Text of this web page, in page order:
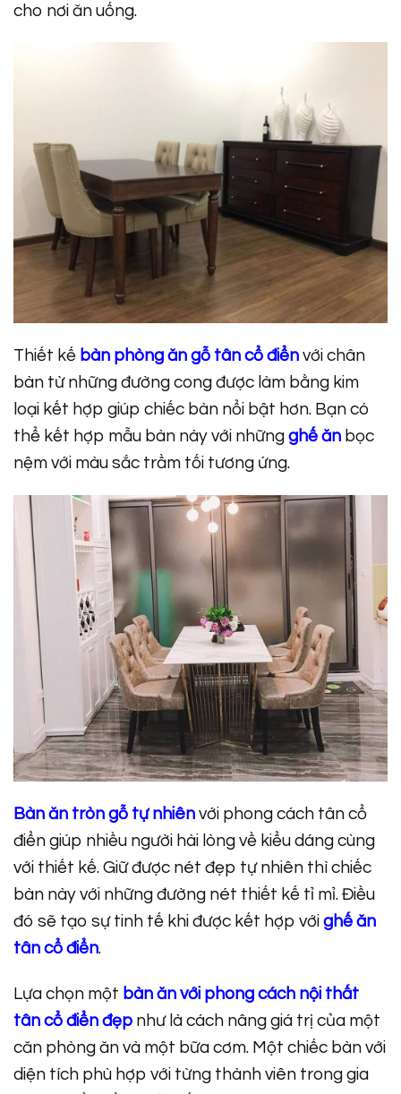
cho nơi ăn uống.
Thiết kế bàn phòng ăn gỗ tân cổ điển với chân
bàn từ những đường cong được làm bằng kim
loại kết hợp giúp chiếc bàn nổi bật hơn. Bạn có
thể kết hợp mẫu bàn này với những ghế ăn bọc
nệm với màu sắc trầm tối tương ứng.
Bàn ăn tròn gỗ tự nhiên với phong cách tân cổ
điển giúp nhiều người hài lòng về kiểu dáng cùng
với thiết kế. Giữ được nét đẹp tự nhiên thì chiếc
bàn này với những đường nét thiết kế tỉ mỉ. Điều
đó sẽ tạo sự tinh tế khi được kết hợp với ghế ăn
tân cổ điển.
Lựa chọn một bàn ăn với phong cách nội thất
tân cổ điển đẹp như là cách nâng giá trị của một
căn phòng ăn và một bữa cơm. Một chiếc bàn với
diện tích phù hợp với từng thành viên trong gia